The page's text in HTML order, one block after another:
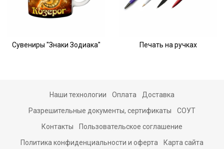
Сувениры "Знаки Зодиака" Печать на ручках
Наши технологии Оплата Доставка
Разрешительные документы, сертификаты СОУТ
Контакты Пользовательское соглашение
Политика конфиденциальности и оферта Карта сайта